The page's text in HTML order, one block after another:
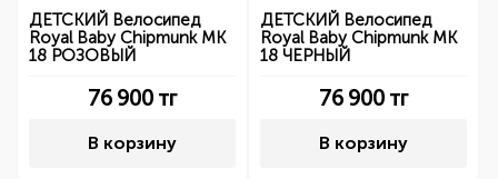
ДЕТСКИЙ Велосипед
Royal Baby Chipmunk MK
18 РОЗОВЫЙ
76 900 тг
В корзину
ДЕТСКИЙ Велосипед
Royal Baby Chipmunk MK
18 ЧЕРНЫЙ
76 900 тг
В корзину